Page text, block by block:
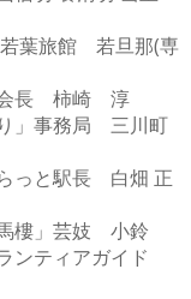
若葉旅館 若旦那(専
会長 柿崎 淳
」事務局 三川町
っと駅長 白畑 正
樓」芸妓 小鈴
ンティアガイド